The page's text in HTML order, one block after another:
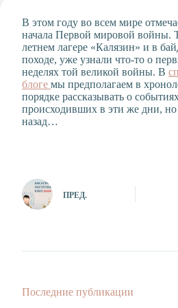
студия
Музыкальное
отделение
Психологическая
Служба
Тьюторская
В этом году во всем мире
начала Первой мировой войны.
летнем лагере «Калязин» и в
походе, уже узнали что-то о
неделях той великой войны. В
блоге мы предполагаем в
порядке рассказывать о
происходивших в эти же дни, но
назад…
ПРЕД.
Последние публикации